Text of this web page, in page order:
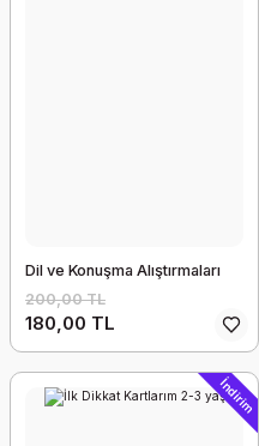
Dil ve Konuşma Alıştırmaları
200,00 TL
180,00 TL
İndirim